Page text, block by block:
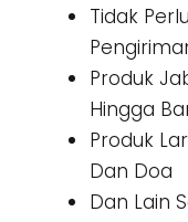
Tidak
Produk
Hingga
Produk
Dan Doa
Dan Lain